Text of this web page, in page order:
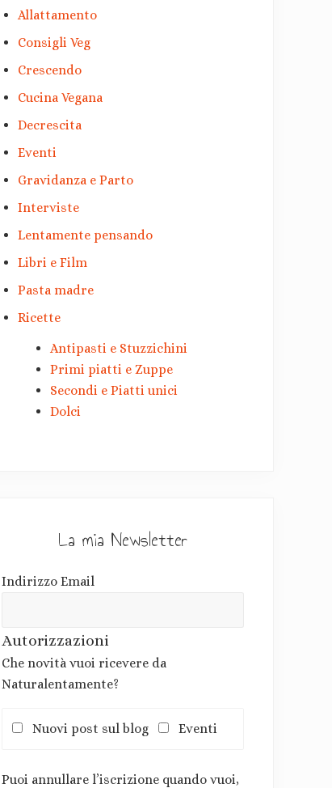
Allattamento
Consigli Veg
Crescendo
Cucina Vegana
Decrescita
Eventi
Gravidanza e Parto
Interviste
Lentamente pensando
Libri e Film
Pasta madre
Ricette
Antipasti e Stuzzichini
Primi piatti e Zuppe
Secondi e Piatti unici
Dolci
La mia Newsletter
Indirizzo Email
Autorizzazioni
Che novità vuoi ricevere da
Naturalentamente?
Nuovi post sul blog Eventi
Puoi annullare l’iscrizione quando vuoi,